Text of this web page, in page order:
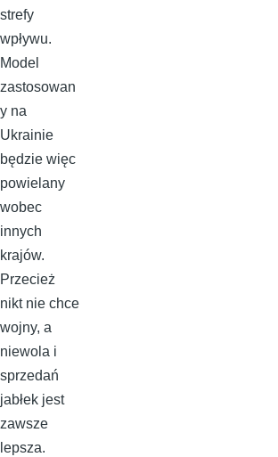
strefy
wpływu.
Model
zastosowan
y na
Ukrainie
będzie więc
powielany
wobec
innych
krajów.
Przecież
nikt nie chce
wojny, a
niewola i
sprzedań
jabłek jest
zawsze
lepsza.